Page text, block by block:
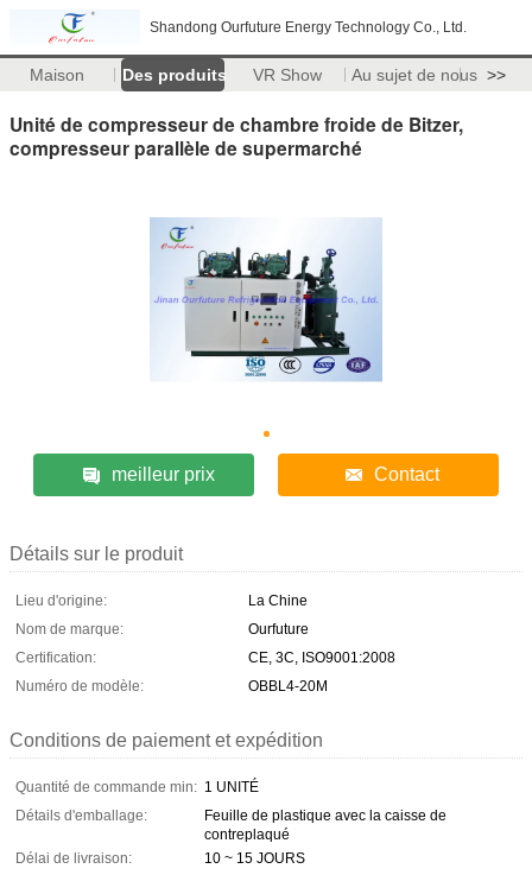
Shandong Ourfuture Energy Technology Co., Ltd.
Maison Des produits VR Show Au sujet de nous >>
Unité de compresseur de chambre froide de Bitzer,
compresseur parallèle de supermarché
meilleur prix Contact
Détails sur le produit
Lieu d'origine:
La Chine
Nom de marque:
Ourfuture
Certification:
CE, 3C, ISO9001:2008
Numéro de modèle:
OBBL4-20M
Conditions de paiement et expédition
Quantité de commande min: 1 UNITÉ
Détails d'emballage:
Feuille de plastique avec la caisse de
contreplaqué
Délai de livraison:
10 ~ 15 JOURS